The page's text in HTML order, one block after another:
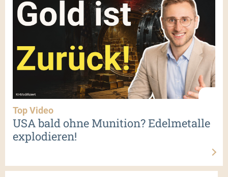
Top Video
USA bald ohne Munition? Edelmetalle
explodieren!